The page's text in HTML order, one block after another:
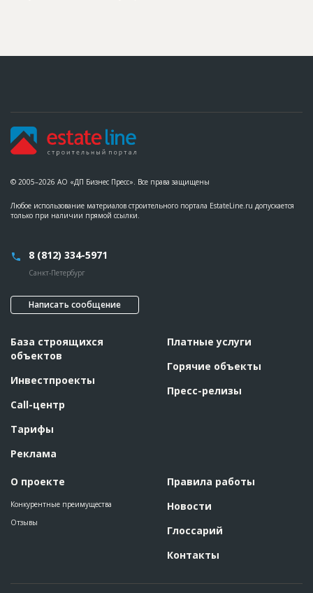
© 2005–2026 АО «ДП Бизнес Пресс». Все права защищены
Любое использование материалов строительного портала EstateLine.ru допускается
только при наличии прямой ссылки.
8 (812) 334-5971
Санкт-Петербург
Написать сообщение
База строящихся
объектов
Инвестпроекты
Call-центр
Тарифы
Реклама
О проекте
Конкурентные преимущества
Отзывы
Платные услуги
Горячие объекты
Пресс-релизы
Правила работы
Новости
Глоссарий
Контакты